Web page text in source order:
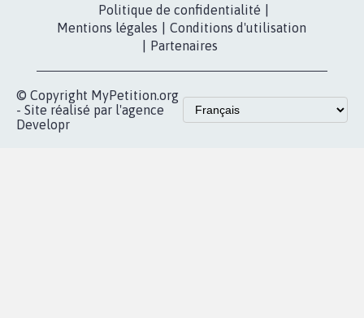
Politique de confidentialité
Mentions légales
Conditions d'utilisation
Partenaires
© Copyright MyPetition.org
- Site réalisé par l'agence
Developr